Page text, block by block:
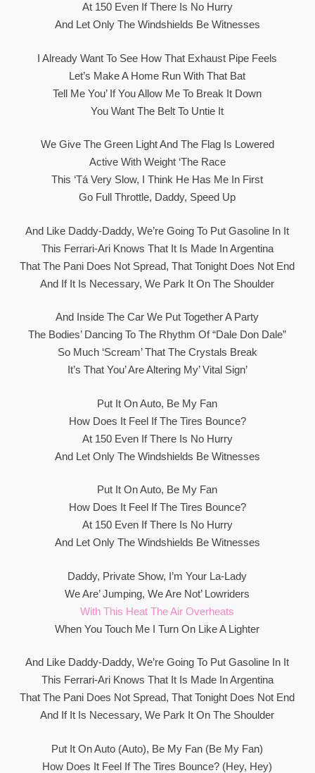
At 150 Even If There Is No Hurry
And Let Only The Windshields Be Witnesses
I Already Want To See How That Exhaust Pipe Feels
Let’s Make A Home Run With That Bat
Tell Me You’ If You Allow Me To Break It Down
You Want The Belt To Untie It
We Give The Green Light And The Flag Is Lowered
Active With Weight ‘the Race
This ‘tá Very Slow, I Think He Has Me In First
Go Full Throttle, Daddy, Speed Up
And Like Daddy-Daddy, We’re Going To Put Gasoline In It
This Ferrari-Ari Knows That It Is Made In Argentina
That The Pani Does Not Spread, That Tonight Does Not End
And If It Is Necessary, We Park It On The Shoulder
And Inside The Car We Put Together A Party
The Bodies’ Dancing To The Rhythm Of “Dale Don Dale”
So Much ‘scream’ That The Crystals Break
It’s That You’ Are Altering My’ Vital Sign’
Put It On Auto, Be My Fan
How Does It Feel If The Tires Bounce?
At 150 Even If There Is No Hurry
And Let Only The Windshields Be Witnesses
Put It On Auto, Be My Fan
How Does It Feel If The Tires Bounce?
At 150 Even If There Is No Hurry
And Let Only The Windshields Be Witnesses
Daddy, Private Show, I’m Your La-Lady
We Are’ Jumping, We Are Not’ Lowriders
With This Heat The Air Overheats
When You Touch Me I Turn On Like A Lighter
And Like Daddy-Daddy, We’re Going To Put Gasoline In It
This Ferrari-Ari Knows That It Is Made In Argentina
That The Pani Does Not Spread, That Tonight Does Not End
And If It Is Necessary, We Park It On The Shoulder
Put It On Auto (Auto), Be My Fan (Be My Fan)
How Does It Feel If The Tires Bounce? (Hey, Hey)